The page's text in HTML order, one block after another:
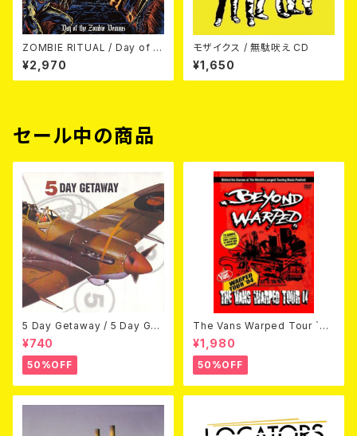
ZOMBIE RITUAL / Day of th
e Zombie Demons
¥2,970
モザイクス / 無駄吠え CD
¥1,650
セール中の商品
5 Day Getaway / 5 Day Get
away (CDEP)
¥740
50%OFF
The Vans Warped Tour `04
Beyond Warped (国内盤DV
D)
¥1,980
50%OFF